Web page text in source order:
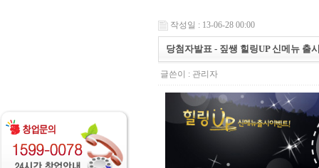
작성일 : 13-06-28 00:00
당첨자발표 - 짚쌩 힐링UP 신메뉴 출
글쓴이 : 관리자